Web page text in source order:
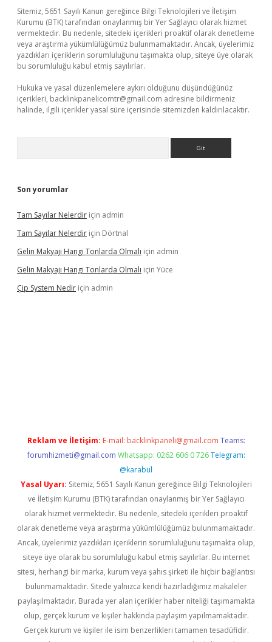
Sitemiz, 5651 Sayılı Kanun gereğince Bilgi Teknolojileri ve İletişim
Kurumu (BTK) tarafından onaylanmış bir Yer Sağlayıcı olarak hizmet
vermektedir. Bu nedenle, sitedeki içerikleri proaktif olarak denetleme
veya araştırma yükümlülüğümüz bulunmamaktadır. Ancak, üyelerimiz
yazdıkları içeriklerin sorumluluğunu taşımakta olup, siteye üye olarak
bu sorumluluğu kabul etmiş sayılırlar.
Hukuka ve yasal düzenlemelere aykırı olduğunu düşündüğünüz
içerikleri, backlinkpanelicomtr@gmail.com adresine bildirmeniz
halinde, ilgili içerikler yasal süre içerisinde sitemizden kaldırılacaktır.
Son yorumlar
Tam Sayılar Nelerdir için admin
Tam Sayılar Nelerdir için Dörtnal
Gelin Makyajı Hangi Tonlarda Olmalı için admin
Gelin Makyajı Hangi Tonlarda Olmalı için Yüce
Çip System Nedir için admin
Reklam ve İletişim: E-mail: backlinkpaneli@gmail.com Teams:
forumhizmeti@gmail.com Whatsapp: 0262 606 0 726 Telegram:
@karabul
Yasal Uyarı: Sitemiz, 5651 Sayılı Kanun gereğince Bilgi Teknolojileri
ve İletişim Kurumu (BTK) tarafından onaylanmış bir Yer Sağlayıcı
olarak hizmet vermektedir. Bu nedenle, sitedeki içerikleri proaktif
olarak denetleme veya araştırma yükümlülüğümüz bulunmamaktadır.
Ancak, üyelerimiz yazdıkları içeriklerin sorumluluğunu taşımakta olup,
siteye üye olarak bu sorumluluğu kabul etmiş sayılırlar. Bu internet
sitesi, herhangi bir marka, kurum veya şahıs şirketi ile hiçbir bağlantısı
bulunmamaktadır. Sitede yalnızca kendi hazırladığımız makaleler
paylaşılmaktadır. Burada yer alan içerikler haber niteliği taşımamakta
olup, gerçek kurum ve kişiler hakkında paylaşım yapılmamaktadır.
Gerçek kurum ve kişiler ile isim benzerlikleri tamamen tesadüfidir.